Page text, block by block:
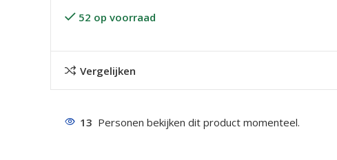
52 op voorraad
Vergelijken
13 Personen bekijken dit product momenteel.